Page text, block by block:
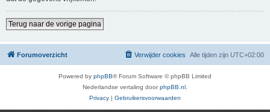
Terug naar de vorige pagina
Forumoverzicht Alle tijden zijn UTC+02:00
Verwijder cookies
Powered by phpBB® Forum Software © phpBB Limited
Nederlandse vertaling doorphpBB.nl
Privacy | Gebruikersvoorwaarden